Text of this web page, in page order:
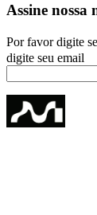
Assine nossa
Por favor digite
digite seu email